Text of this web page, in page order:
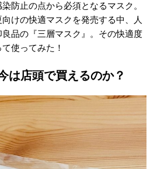
防止の点から必須となるマスク。
けの快適マスクを発売する中、人
品の『三層マスク』。その快適度
使ってみた！
は店頭で買えるのか？